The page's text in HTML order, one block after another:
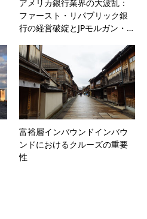
アメリカ銀行業界の大波乱：
ファースト・リパブリック銀
行の経営破綻とJPモルガン・…
富裕層インバウンドインバウ
ンドにおけるクルーズの重要
性